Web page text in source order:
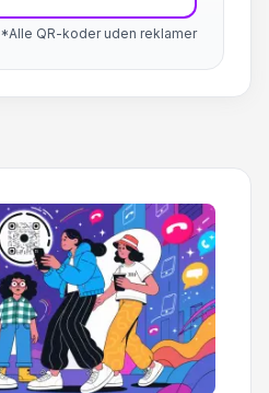
*Alle QR-koder uden reklamer